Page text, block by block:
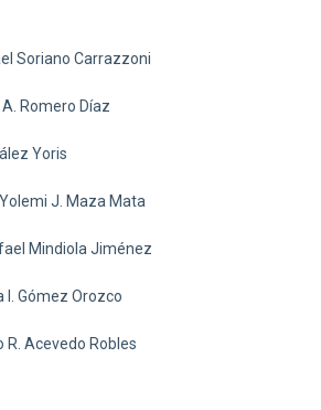
Soriano Carrazzoni
Romero Díaz
Yoris
J. Maza Mata
Mindiola Jiménez
I. Gómez Orozco
Acevedo Robles